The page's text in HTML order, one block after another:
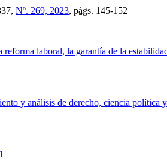
Nº. 269, 2023, págs. 145-152
laboral, la garantía de la
y análisis de derecho, ciencia política